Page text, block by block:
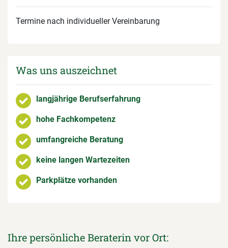
Termine nach individueller Vereinbarung
Was uns auszeichnet
langjährige Berufserfahrung
hohe Fachkompetenz
umfangreiche Beratung
keine langen Wartezeiten
Parkplätze vorhanden
Ihre persönliche Beraterin vor Ort: